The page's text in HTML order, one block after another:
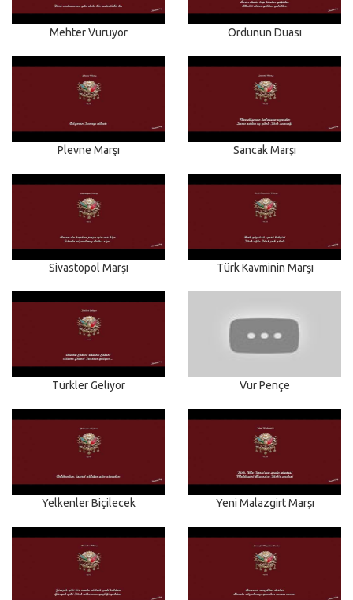
Mehter Vuruyor Ordunun Duası
Plevne Marşı Sancak Marşı
Sivastopol Marşı Türk Kavminin Marşı
Türkler Geliyor Vur Pençe
Yelkenler Biçilecek Yeni Malazgirt Marşı